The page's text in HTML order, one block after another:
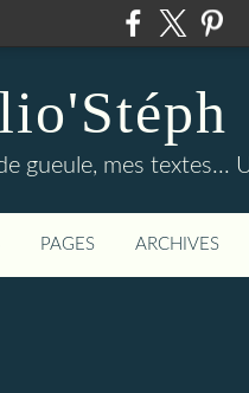
gueule, mes textes...
PAGES ARCHIVES